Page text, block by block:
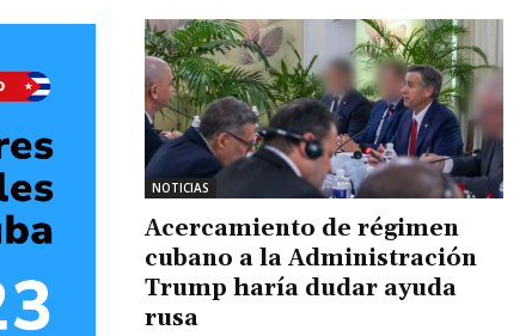
NOTICIAS
Acercamiento de régimen
cubano a la Administración
Trump haría dudar ayuda
rusa